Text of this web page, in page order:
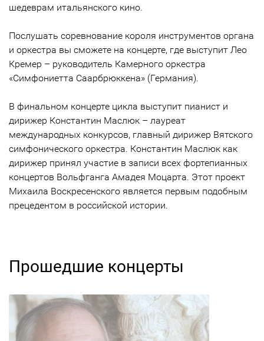
шедеврам итальянского кино.
Послушать соревнование короля инструментов органа
и оркестра вы сможете на концерте, где выступит Лео
Кремер – руководитель Камерного оркестра
«Симфониетта Саарбрюккена» (Германия).
В финальном концерте цикла выступит пианист и
дирижер Константин Маслюк – лауреат
международных конкурсов, главный дирижер Вятского
симфонического оркестра. Константин Маслюк как
дирижер принял участие в записи всех фортепианных
концертов Вольфганга Амадея Моцарта. Этот проект
Михаила Воскресенского является первым подобным
прецедентом в российской истории.
Прошедшие концерты